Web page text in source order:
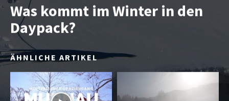
Was kommt im Winter in den
Daypack?
ÄHNLICHE ARTIKEL